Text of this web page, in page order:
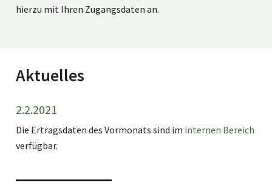
hierzu mit Ihren Zugangsdaten an.
Aktuelles
2.2.2021
Die Ertragsdaten des Vormonats sind im internen Bereich
verfügbar.